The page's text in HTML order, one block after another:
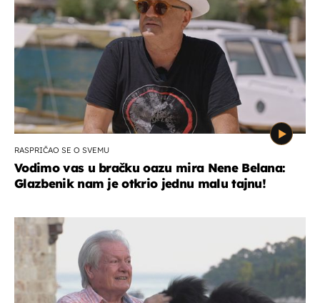
RASPRIČAO SE O SVEMU
Vodimo vas u bračku oazu mira Nene Belana:
Glazbenik nam je otkrio jednu malu tajnu!